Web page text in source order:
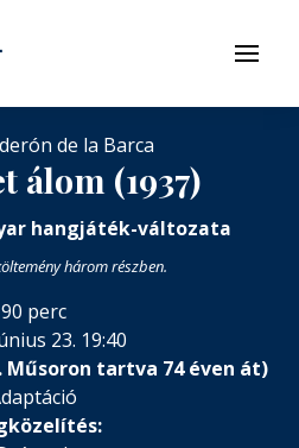
Menü
de la Barca
álom (1937)
hangjáték-változata
három részben.
90 perc
23. 19:40
Műsoron tartva 74 éven át)